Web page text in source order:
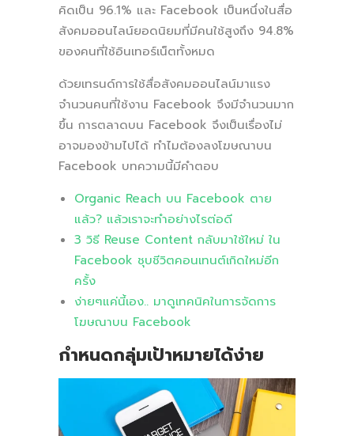
คิดเป็น 96.1% และ Facebook เป็นหนึ่งในสื่อ
สังคมออนไลน์ยอดนิยมที่มีคนใช้สูงถึง 94.8%
ของคนที่ใช้อินเทอร์เน็ตทั้งหมด
ด้วยเทรนด์การใช้สื่อสังคมออนไลน์มาแรง
จำนวนคนที่ใช้งาน Facebook จึงมีจำนวนมาก
ขึ้น การตลาดบน Facebook จึงเป็นเรื่องไม่
อาจมองข้ามไปได้ ทำไมต้องลงโฆษณาบน
Facebook บทความนี้มีคำตอบ
Organic Reach บน Facebook ตาย
แล้ว? แล้วเราจะทำอย่างไรต่อดี
3 วิธี Reuse Content กลับมาใช้ใหม่ ใน
Facebook ชุบชีวิตคอนเทนต์เกิดใหม่อีก
ครั้ง
ง่ายๆแค่นี้เอง.. มาดูเทคนิคในการจัดการ
โฆษณาบน Facebook
กำหนดกลุ่มเป้าหมายได้ง่าย